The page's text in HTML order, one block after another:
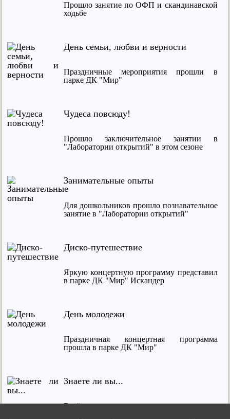
Прошло занятие по ОФП и скандинавской
ходьбе
День семьи, любви и верности
Праздничные мероприятия прошли в
парке ДК "Мир"
Чудеса повсюду!
Прошло заключительное занятии в
"Лаборатории открытий" в этом сезоне
Занимательные опыты
Для дошкольников прошло познавательное
занятие в "Лаборатории открытий"
Диско-путешествие
Яркую концертную программу представил
в парке ДК "Мир" Искандер
День молодежи
Праздничная концертная программа
прошла в парке ДК "Мир"
Знаете ли вы...
Весёлая интересная познавательная игра